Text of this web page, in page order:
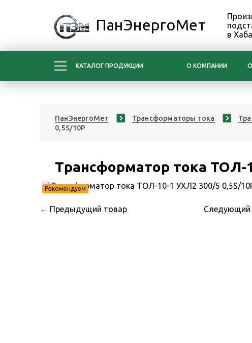
ПанЭнергоМет
в
КАТАЛОГ ПРОДУКЦИИ О КОМПАНИИ
ПанЭнергоМет Трансформаторы тока
0,5S/10Р
Трансформатор тока ТОЛ-
Рекомендуем
← Предыдущий товар Следующий